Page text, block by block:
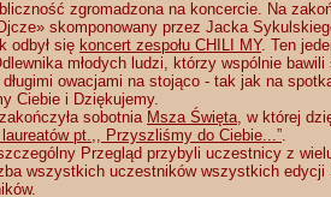
zgromadzona na koncercie. Na
skomponowany przez Jacka
odbył się koncert zespołu CHILI MY. Ten
młodych ludzi, którzy wspólnie
długimi owacjami na stojąco - tak jak na
Ciebie i Dziękujemy.
sobotnia Msza Święta, w której
laureatów pt.,, Przyszliśmy do Ciebie...”.
Przegląd przybyli uczestnicy z
wszystkich uczestników wszystkich edycji